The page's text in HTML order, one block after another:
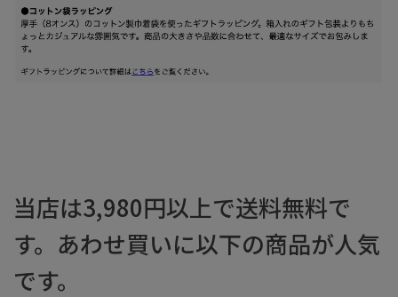
当店は3,980円以上で送料無料で
す。あわせ買いに以下の商品が人気
です。